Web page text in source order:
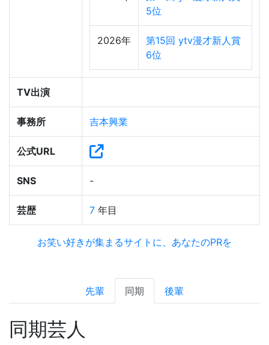
5位
2026年
第15回 ytv漫才新人賞
6位
TV出演
事務所 吉本興業
公式URL
SNS -
芸歴 7 年目
お笑い好きが集まるサイトに、あなたのPRを
先輩 同期 後輩
同期芸人